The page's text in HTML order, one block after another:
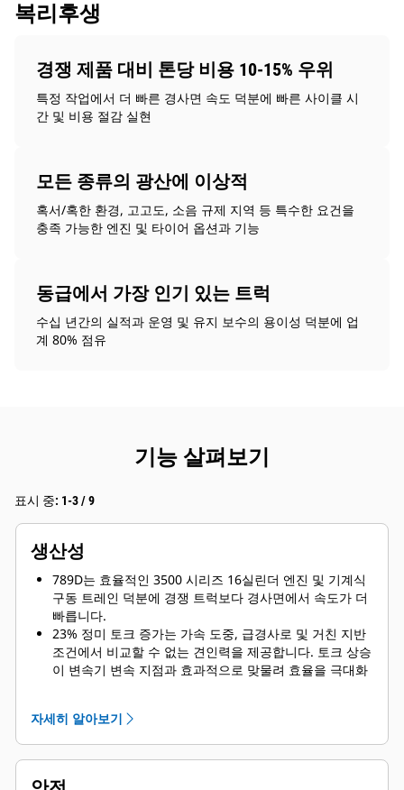
복리후생
경쟁 제품 대비 톤당 비용 10-15% 우위
특정 작업에서 더 빠른 경사면 속도 덕분에 빠른 사이클 시
간 및 비용 절감 실현
모든 종류의 광산에 이상적
혹서/혹한 환경, 고고도, 소음 규제 지역 등 특수한 요건을
충족 가능한 엔진 및 타이어 옵션과 기능
동급에서 가장 인기 있는 트럭
수십 년간의 실적과 운영 및 유지 보수의 용이성 덕분에 업
계 80% 점유
기능 살펴보기
표시 중: 1-3 / 9
생산성
789D는 효율적인 3500 시리즈 16실린더 엔진 및 기계식
구동 트레인 덕분에 경쟁 트럭보다 경사면에서 속도가 더
빠릅니다.
23% 정미 토크 증가는 가속 도중, 급경사로 및 거친 지반
조건에서 비교할 수 없는 견인력을 제공합니다. 토크 상승
이 변속기 변속 지점과 효과적으로 맞물려 효율을 극대화
고속 운반 작업에 더욱 빠른 속도를 활용할 수 있습니다.
789D는 비적재 시 중량 이점이 있어서 적재 시마다 더 많
은 양을 운반하므로 작업에 따라 경쟁사 트럭에 비해 톤당
비용 면에서 10-15% 우위를 제공합니다.
자세히 알아보기